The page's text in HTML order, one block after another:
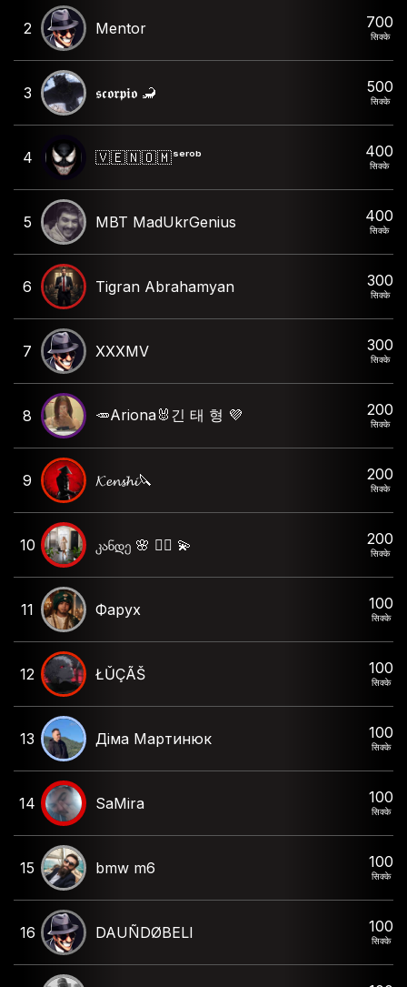
2 Mentor 700
सिक्के
3 𝖘𝖈𝖔𝖗𝖕𝖎𝖔 🦂 500
सिक्के
4 🇻 🇪 🇳 🇴 🇲 ˢᵉʳᵒᵇ 400
सिक्के
5 MBT MadUkrGenius 400
सिक्के
6 Tigran Abrahamyan 300
सिक्के
7 XXXMV 300
सिक्के
8 🥕Ariona🐰긴 태 형 💜 200
सिक्के
9 𝓚𝓮𝓷𝓼𝓱𝓲🔪 200
सिक्के
10 კანდე 🌸 ❤️‍🔥 💫 200
सिक्के
11 Фарух 100
सिक्के
12 ŁǓÇÃŠ 100
सिक्के
13 Діма Мартинюк 100
सिक्के
14 SaMira 100
सिक्के
15 bmw m6 100
सिक्के
16 DAUÑDØBELI 100
सिक्के